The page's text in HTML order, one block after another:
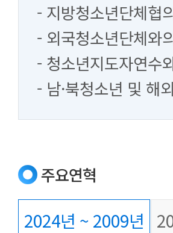
- 지방청소년단체협
- 외국청소년단체와
- 청소년지도자연수
- 남·북청소년 및 해
주요연혁
2024년 ~ 2009년